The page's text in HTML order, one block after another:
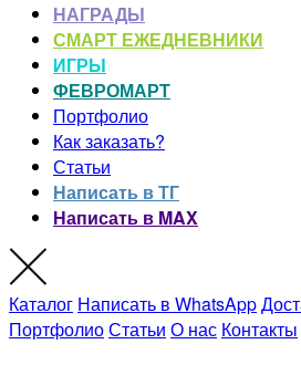
НАГРАДЫ
СМАРТ ЕЖЕДНЕВНИКИ
ИГРЫ
ФЕВРОМАРТ
Портфолио
Как заказать?
Статьи
Написать в ТГ
Написать в MAX
Каталог Написать в WhatsApp
ПортфолиоСтатьи О нас Контакты